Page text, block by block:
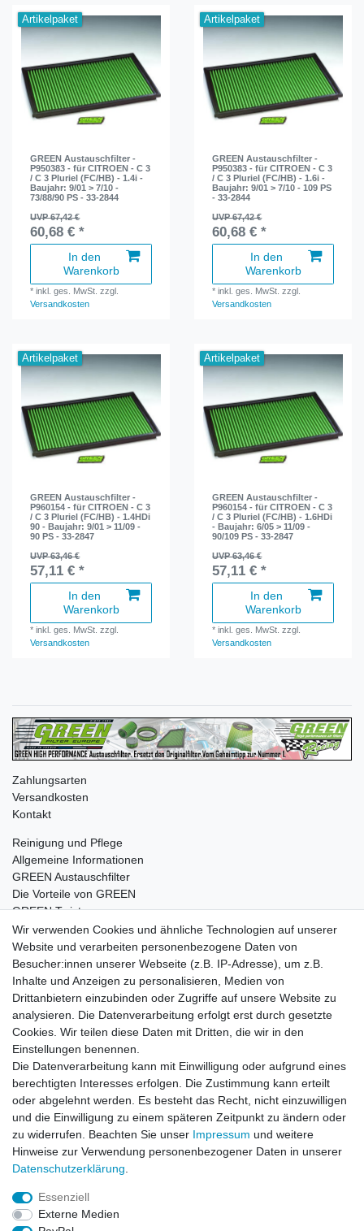
Artikelpaket
GREEN Austauschfilter -
P950383 - für CITROEN - C 3
/ C 3 Pluriel (FC/HB) - 1.4i -
Baujahr: 9/01 > 7/10 -
73/88/90 PS - 33-2844
UVP 67,42 €
60,68 € *
In den
Warenkorb
*inkl. ges. MwSt. zzgl.
Versandkosten
Artikelpaket
GREEN Austauschfilter -
P950383 - für CITROEN - C 3
/ C 3 Pluriel (FC/HB) - 1.6i -
Baujahr: 9/01 > 7/10 - 109 PS
- 33-2844
UVP 67,42 €
60,68 € *
In den
Warenkorb
*inkl. ges. MwSt. zzgl.
Versandkosten
Artikelpaket
GREEN Austauschfilter -
P960154 - für CITROEN - C 3
/ C 3 Pluriel (FC/HB) - 1.4HDi
90 - Baujahr: 9/01 > 11/09 -
90 PS - 33-2847
UVP 63,46 €
57,11 € *
In den
Warenkorb
*inkl. ges. MwSt. zzgl.
Versandkosten
Artikelpaket
GREEN Austauschfilter -
P960154 - für CITROEN - C 3
/ C 3 Pluriel (FC/HB) - 1.6HDi
- Baujahr: 6/05 > 11/09 -
90/109 PS - 33-2847
UVP 63,46 €
57,11 € *
In den
Warenkorb
*inkl. ges. MwSt. zzgl.
Versandkosten
Zahlungsarten
Versandkosten
Kontakt
Reinigung und Pflege
Allgemeine Informationen
GREEN Austauschfilter
Die Vorteile von GREEN
GREEN Twister
Impressum Daten­schutz­erklärung AGB
Barrierefreiheitserklärung Widerrufs­recht
Vertrag widerrufen Kontakt
© Copyright 2026 | Alle Rechte vorbehalten.
Wir verwenden Cookies und ähnliche Technologien auf unserer
Website und verarbeiten personenbezogene Daten von
Besucher:innen unserer Webseite (z.B. IP-Adresse), um z.B.
Inhalte und Anzeigen zu personalisieren, Medien von
Drittanbietern einzubinden oder Zugriffe auf unsere Website zu
analysieren. Die Datenverarbeitung erfolgt erst durch gesetzte
Cookies. Wir teilen diese Daten mit Dritten, die wir in den
Einstellungen benennen.
Die Datenverarbeitung kann mit Einwilligung oder aufgrund eines
berechtigten Interesses erfolgen. Die Zustimmung kann erteilt
oder abgelehnt werden. Es besteht das Recht, nicht einzuwilligen
und die Einwilligung zu einem späteren Zeitpunkt zu ändern oder
zu widerrufen. Beachten Sie unser Impressum und weitere
Hinweise zur Verwendung personenbezogener Daten in unserer
Daten­schutz­erklärung
Essenziell
Externe Medien